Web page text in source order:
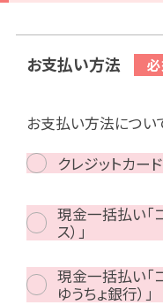
お支払い方法
お支払い方法につい
クレジットカー
現金一括払い「
ス）」
現金一括払い「
ゆうちょ銀行）」